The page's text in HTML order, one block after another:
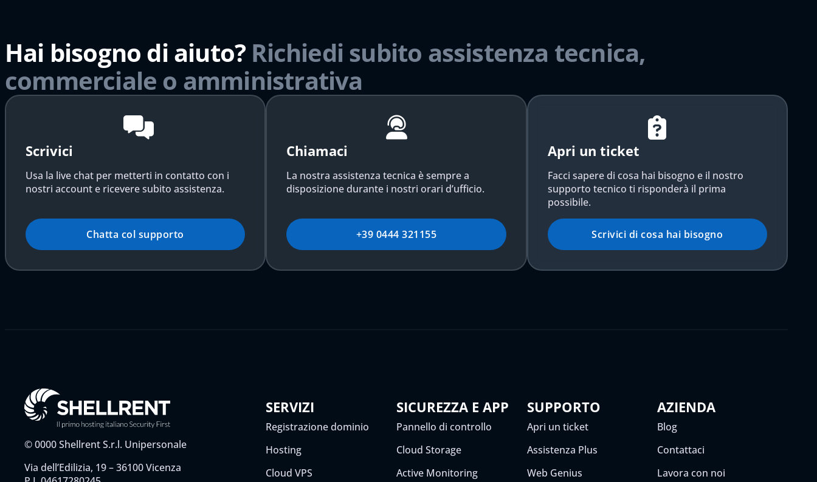
Hai bisogno di aiuto? Richiedi subito assistenza tecnica,
commerciale o amministrativa
Scrivici
Usa la live chat per metterti in contatto con i
nostri account e ricevere subito assistenza.
Chatta col supporto
Chiamaci
La nostra assistenza tecnica è sempre a
disposizione durante i nostri orari d’ufficio.
+39 0444 321155
Apri un ticket
Facci sapere di cosa hai bisogno e il nostro
supporto tecnico ti risponderà il prima
possibile.
Scrivici di cosa hai bisogno
©0000Shellrent S.r.l. Unipersonale
Via dell’Edilizia, 19 – 36100 Vicenza
SERVIZI
Registrazione dominio
Hosting
Cloud VPS
SICUREZZA E APP
Pannello di controllo
Cloud Storage
Active Monitoring
SUPPORTO
Apri un ticket
Assistenza Plus
Web Genius
AZIENDA
Blog
Contattaci
Lavora con noi